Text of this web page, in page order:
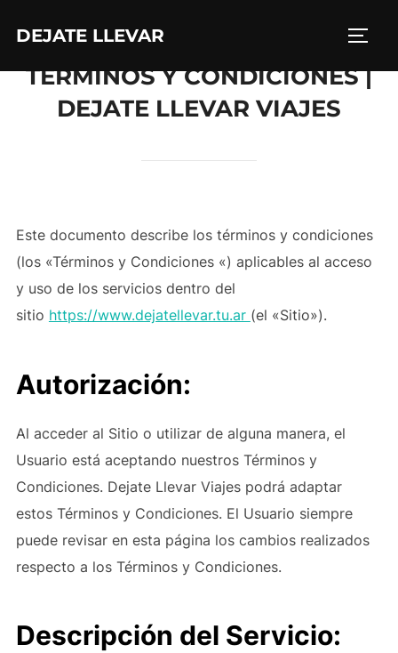
DEJATE LLEVAR
TÉRMINOS Y CONDICIONES |
DEJATE LLEVAR VIAJES
Este documento describe los términos y condiciones
(los «Términos y Condiciones «) aplicables al acceso
y uso de los servicios dentro del
sitio https://www.dejatellevar.tu.ar (el «Sitio»).
Autorización:
Al acceder al Sitio o utilizar de alguna manera, el
Usuario está aceptando nuestros Términos y
Condiciones. Dejate Llevar Viajes podrá adaptar
estos Términos y Condiciones. El Usuario siempre
puede revisar en esta página los cambios realizados
respecto a los Términos y Condiciones.
Descripción del Servicio: